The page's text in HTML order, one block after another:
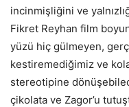
incinmişliğini ve
Fikret Reyhan film
yüzü hiç gülmeyen,
kestiremediğimiz ve
stereotipine
çikolata ve Zagor’u